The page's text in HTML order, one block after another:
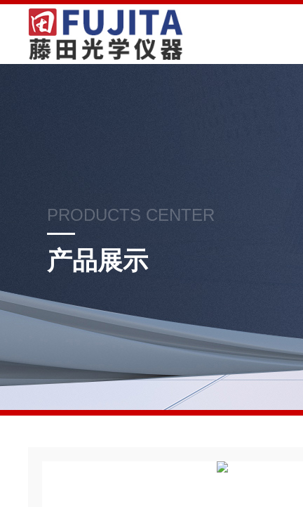
PRODUCTS CENTER
产品展示